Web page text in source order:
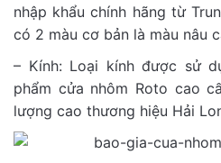
nhập khẩu chính hãng từ
có 2 màu cơ bản là màu nâu
– Kính: Loại kính được sử
phẩm cửa nhôm Roto cao
lượng cao thương hiệu Hải